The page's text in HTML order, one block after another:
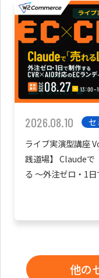
2026.08.10
セ
ライブ実演型講座
践道場】 Claudeで
る 〜外注ゼロ・1
他の